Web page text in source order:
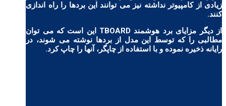
زیادی از کامپیوتر نداشته نیز می توانند این بردها را راه اندازی
کنند.
از دیگر مزایای برد هوشمند TBOARD این است که می توان
مطالبی را که توسط این مدل از بردها نوشته می شوند، در
رایانه ذخیره نموده و با استفاده از چاپگر، آنها را چاپ کرد.